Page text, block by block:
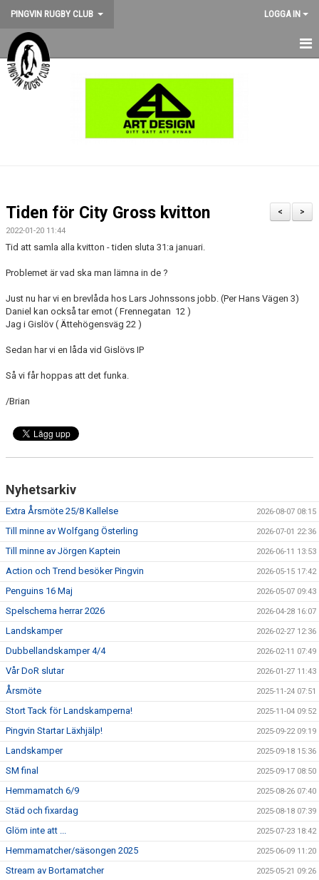
PINGVIN RUGBY CLUB LOGGA IN
HEM
BILDGALLERI
MATCHER
ÖVRIGT
ENGLISH
>
<
Tiden för City Gross kvitton
2022-01-20 11:44
Tid att samla alla kvitton - tiden sluta 31:a januari.
Problemet är vad ska man lämna in de ?
Just nu har vi en brevlåda hos Lars Johnssons jobb. (Per Hans Vägen 3)
Daniel kan också tar emot ( Frennegatan 12 )
Jag i Gislöv ( Ättehögensväg 22 )
Sedan har vi en låda vid Gislövs IP
Så vi får hoppas att det funka.
/Brian
Nyhetsarkiv
Extra Årsmöte 25/8 Kallelse 2026-08-07 08:15
Till minne av Wolfgang Österling 2026-07-01 22:36
Till minne av Jörgen Kaptein 2026-06-11 13:53
Action och Trend besöker Pingvin 2026-05-15 17:42
Penguins 16 Maj 2026-05-07 09:43
Spelschema herrar 2026 2026-04-28 16:07
Landskamper 2026-02-27 12:36
Dubbellandskamper 4/4 2026-02-11 07:49
Vår DoR slutar 2026-01-27 11:43
Årsmöte 2025-11-24 07:51
Stort Tack för Landskamperna! 2025-11-04 09:52
Pingvin Startar Läxhjälp! 2025-09-22 09:19
Landskamper 2025-09-18 15:36
SM final 2025-09-17 08:50
Hemmamatch 6/9 2025-08-26 07:40
Städ och fixardag 2025-08-18 07:39
Glöm inte att ... 2025-07-23 18:42
Hemmamatcher/säsongen 2025 2025-06-09 11:20
Stream av Bortamatcher 2025-05-21 09:26